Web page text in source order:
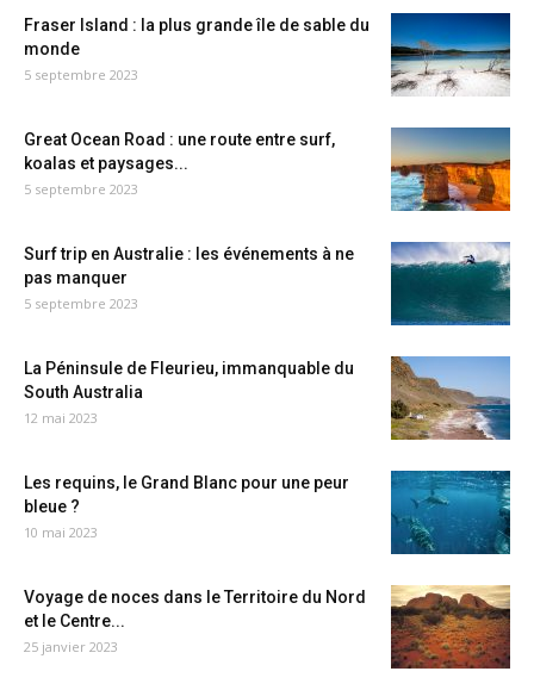
Fraser Island : la plus grande île de sable du
monde
5 septembre 2023
Great Ocean Road : une route entre surf,
koalas et paysages...
5 septembre 2023
Surf trip en Australie : les événements à ne
pas manquer
5 septembre 2023
La Péninsule de Fleurieu, immanquable du
South Australia
12 mai 2023
Les requins, le Grand Blanc pour une peur
bleue ?
10 mai 2023
Voyage de noces dans le Territoire du Nord
et le Centre...
25 janvier 2023